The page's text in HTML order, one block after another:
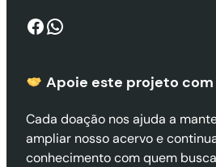
Facebook WhatsApp
Apoie este projeto com
Cada doação nos ajuda a
ampliar nosso acervo e
conhecimento com quem